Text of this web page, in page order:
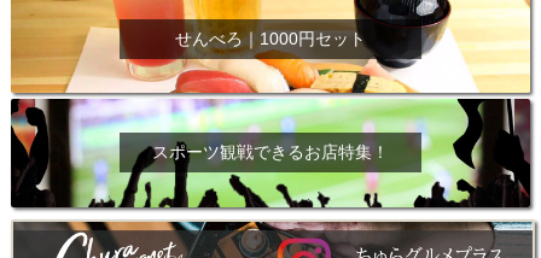
せんべろ｜1000円セット
スポーツ観戦できるお店特集！